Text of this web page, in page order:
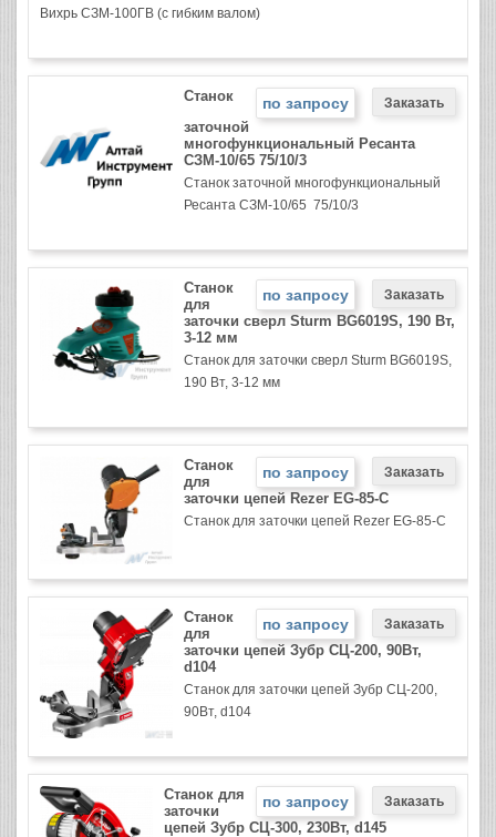
Вихрь СЗМ-100ГВ (с гибким валом)
по запросу
Станок
заточной
многофункциональный Ресанта
СЗМ-10/65 75/10/3
Станок заточной многофункциональный
Ресанта СЗМ-10/65 75/10/3
по запросу
Станок
для
заточки сверл Sturm BG6019S, 190 Вт,
3-12 мм
Станок для заточки сверл Sturm BG6019S,
190 Вт, 3-12 мм
по запросу
Станок
для
заточки цепей Rezer EG-85-C
Станок для заточки цепей Rezer EG-85-C
по запросу
Станок
для
заточки цепей Зубр СЦ-200, 90Вт,
d104
Станок для заточки цепей Зубр СЦ-200,
90Вт, d104
по запросу
Станок для
заточки
цепей Зубр СЦ-300, 230Вт, d145